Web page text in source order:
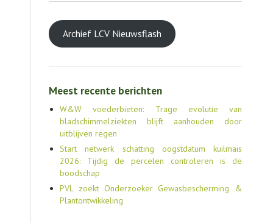
Archief LCV Nieuwsflash
Meest recente berichten
W&W voederbieten: Trage evolutie van
bladschimmelziekten blijft aanhouden door
uitblijven regen
Start netwerk schatting oogstdatum kuilmais
2026: Tijdig de percelen controleren is de
boodschap
PVL zoekt Onderzoeker Gewasbescherming &
Plantontwikkeling